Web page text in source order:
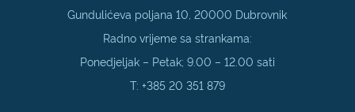
Gundulićeva poljana 10, 20000 Dubrovnik
Radno vrijeme sa strankama:
Ponedjeljak – Petak; 9.00 – 12.00 sati
T: +385 20 351 879